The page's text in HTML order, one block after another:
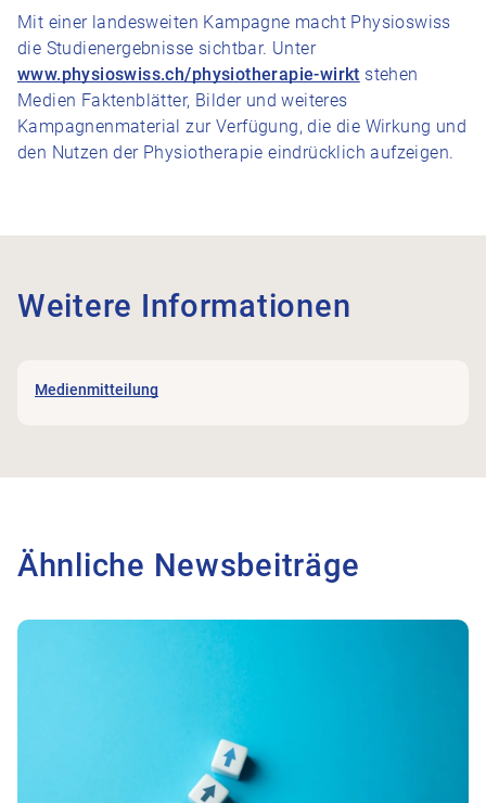
Mit einer landesweiten Kampagne macht Physioswiss
die Studienergebnisse sichtbar. Unter
www.physioswiss.ch/physiotherapie-wirkt stehen
Medien Faktenblätter, Bilder und weiteres
Kampagnenmaterial zur Verfügung, die die Wirkung und
den Nutzen der Physiotherapie eindrücklich aufzeigen.
Weitere Informationen
Medienmitteilung
Ähnliche Newsbeiträge
Zum Beitrag «Ich würde es jederzeit wieder wagen!»